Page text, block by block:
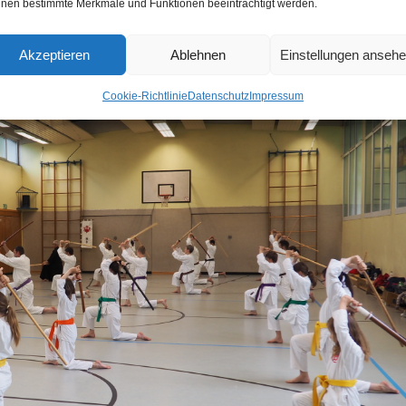
bestimmte Merkmale und Funktionen beeinträchtigt werden.
Akzeptieren Ablehnen Einstellungen
Cookie-Richtlinie DatenschutzImpressum